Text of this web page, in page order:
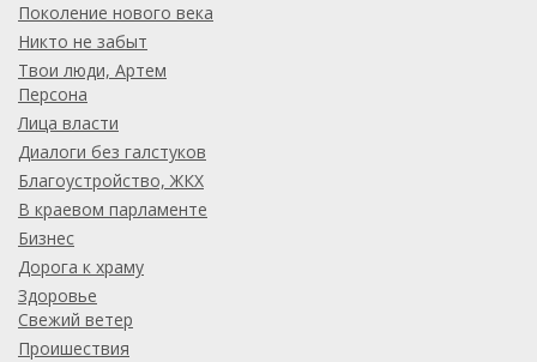
Поколение нового века
Никто не забыт
Твои люди, Артем
Персона
Лица власти
Диалоги без галстуков
Благоустройство, ЖКХ
В краевом парламенте
Бизнес
Дорога к храму
Здоровье
Свежий ветер
Проишествия